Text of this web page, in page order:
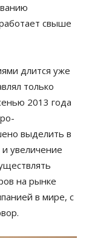
свыше
длится уже
только
2013 года
выделить в
увеличение
на рынке
в мире, с